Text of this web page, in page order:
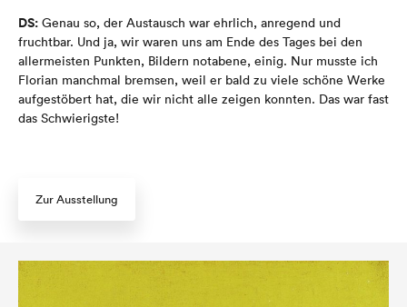
DS: Genau so, der Austausch war ehrlich, anregend und
fruchtbar. Und ja, wir waren uns am Ende des Tages bei den
allermeisten Punkten, Bildern notabene, einig. Nur musste ich
Florian manchmal bremsen, weil er bald zu viele schöne Werke
aufgestöbert hat, die wir nicht alle zeigen konnten. Das war fast
das Schwierigste!
Zur Ausstellung